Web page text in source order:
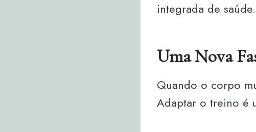
integrada de saúde.
Uma Nova
Quando o corpo
Adaptar o treino é